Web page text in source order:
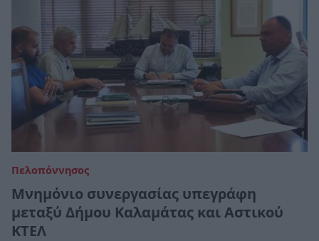
Πελοπόννησος
Μνημόνιο συνεργασίας υπεγράφη
μεταξύ Δήμου Καλαμάτας και Αστικού
ΚΤΕΛ